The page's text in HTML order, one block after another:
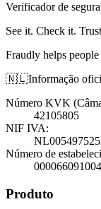
Verificador de
See it. Check it.
Fraudly helps
🇳🇱Informação
Número KVK
42105805
NIF IVA:
Número de
000066091004
Produto